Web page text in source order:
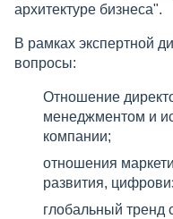
архитектуре бизнеса".
В рамках экспертной
вопросы:
Отношение
менеджментом и
компании;
отношения
развития,
глобальный тренд